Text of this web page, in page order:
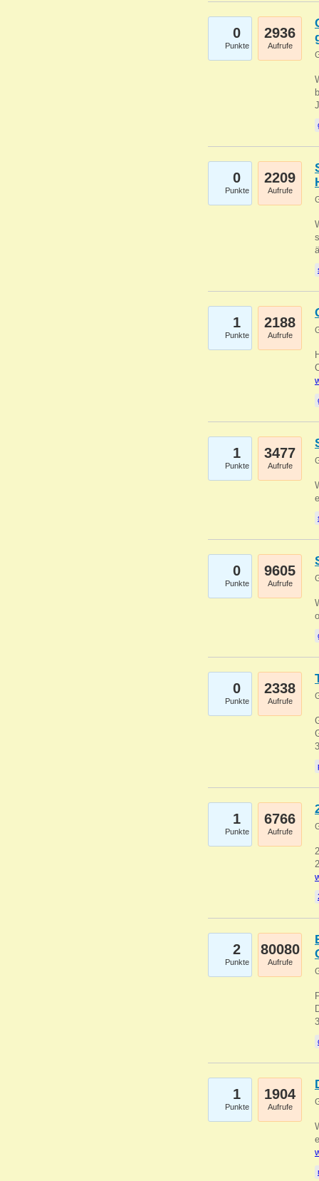
0
Punkte
2936
Aufrufe
0
Punkte
2209
Aufrufe
1
Punkte
2188
Aufrufe
1
Punkte
3477
Aufrufe
0
Punkte
9605
Aufrufe
0
Punkte
2338
Aufrufe
1
Punkte
6766
Aufrufe
2
Punkte
80080
Aufrufe
1
Punkte
1904
Aufrufe